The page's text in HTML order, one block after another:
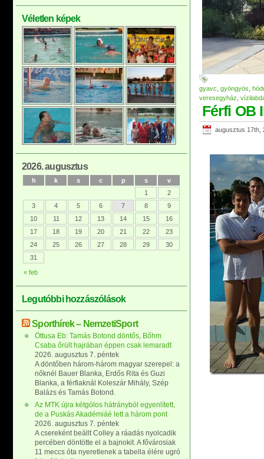
gyavc gyöngyös
veresegyház
Férfi OB
augusztus 17th,
Véletlen képek
2026. augusztus
h k s c p s v
« feb
1
2
3
4 5 6 7 8
9
10
11 12 13 14 15
16
17
18 19 20 21 22
23
24
25 26 27 28 29
30
31
Legutóbbi hozzászólások
Sporthírek – NemzetiSport
Öttusa Eb: Tamás Botond döntős, Bőhm
Csaba őrült hajrában éppen csak lemaradt
2026. augusztus 7. péntek
A döntőben három-három magyar szerepel: a
nőknél Bauer Blanka, Erdős Rita és Guzi
Blanka, a férfiaknál Koleszár Mihály, Szép
Balázs és Tamás Botond.
Az MTK újra kétgólos hátrányból egyenlített,
de a Puskás Akadémiáé lett a három pont
2026. augusztus 7. péntek
A csereként beállt Colley a ráadás nyolcadik
percében döntötte el a bajnokit. A fővárosiak
11 meccs óta nyeretlenek a tabella élére ugró